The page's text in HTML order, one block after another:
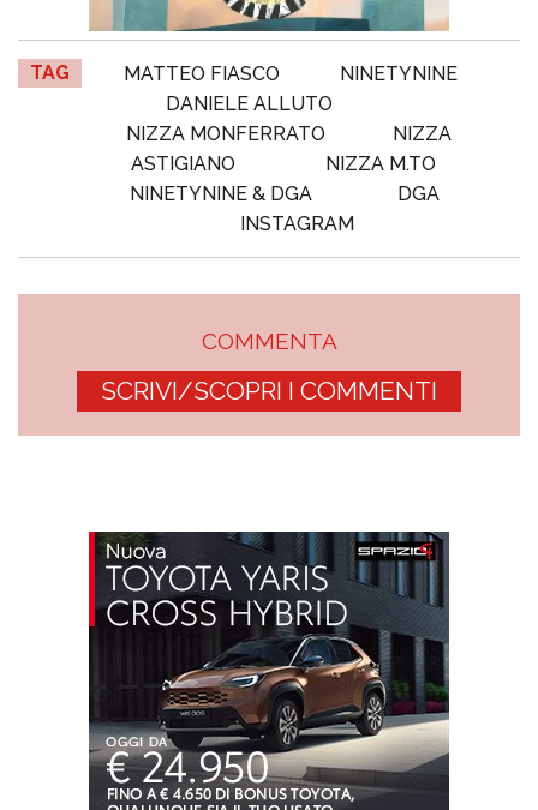
TAG MATTEO FIASCO
NINETYNINE
DANIELE ALLUTO
NIZZA MONFERRATO
NIZZA
ASTIGIANO
NIZZA M.TO
NINETYNINE & DGA
DGA
INSTAGRAM
COMMENTA
SCRIVI/SCOPRI I COMMENTI